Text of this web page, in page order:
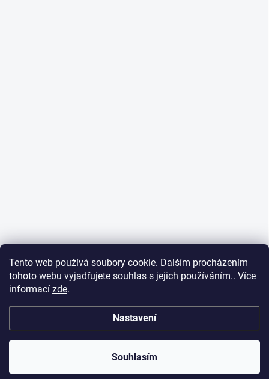
Tento web používá soubory cookie. Dalším procházením
tohoto webu vyjadřujete souhlas s jejich používáním.. Více
informací zde.
Nastavení
Souhlasím